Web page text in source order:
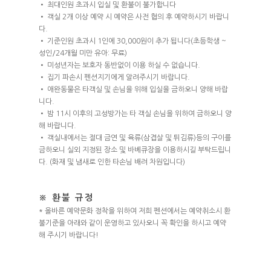
• 최대인원 초과시 입실 및 환불이 불가합니다
• 객실 2개 이상 예약 시 예약은 사전 협의 후 예약하시기 바랍니
다.
• 기준인원 초과시 1인에 30,000원이 추가 됩니다(초등학생 ~
성인/24개월 미만 유아: 무료)
• 미성년자는 보호자 동반없이 이용 하실 수 없습니다.
• 집기 파손시 펜션지기에게 알려주시기 바랍니다.
• 애완동물은 타객실 및 손님을 위해 입실을 금하오니 양해 바랍
니다.
• 밤 11시 이후의 고성방가는 타 객실 손님을 위하여 금하오니 양
해 바랍니다.
• 객실내에서는 절대 금연 및 육류(삼겹살 및 튀김류)등의 구이를
금하오니 실외 지정된 장소 및 바베큐장을 이용하시길 부탁드립니
다. (화재 및 냄새로 인한 타손님 배려 차원입니다)
※ 환불 규정
* 올바른 예약문화 정착을 위하여 저희 펜션에서는 예약취소시 환
불기준을 아래와 같이 운영하고 있사오니 꼭 확인을 하시고 예약
해 주시기 바랍니다!
펜션소개
ROOMS
객실배치도
STELLA 101
STELLA 102
FACILITY
RESERVATION
TRAVEL